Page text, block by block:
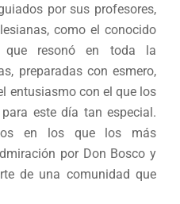
por sus profesores,
como el conocido
que resonó en toda la
preparadas con esmero,
entusiasmo con el que los
este día tan especial.
en los que los más
por Don Bosco y
de una comunidad que